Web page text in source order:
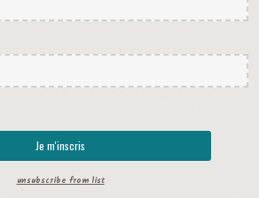
unsubscribe from list